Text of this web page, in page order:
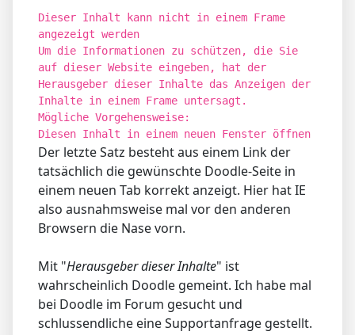
Dieser Inhalt kann nicht in einem Frame
angezeigt werden
Um die Informationen zu schützen, die Sie
auf dieser Website eingeben, hat der
Herausgeber dieser Inhalte das Anzeigen der
Inhalte in einem Frame untersagt.
Mögliche Vorgehensweise:
Diesen Inhalt in einem neuen Fenster öffnen
Der letzte Satz besteht aus einem Link der
tatsächlich die gewünschte Doodle-Seite in
einem neuen Tab korrekt anzeigt. Hier hat IE
also ausnahmsweise mal vor den anderen
Browsern die Nase vorn.
Mit "Herausgeber dieser Inhalte" ist
wahrscheinlich Doodle gemeint. Ich habe mal
bei Doodle im Forum gesucht und
schlussendliche eine Supportanfrage gestellt.